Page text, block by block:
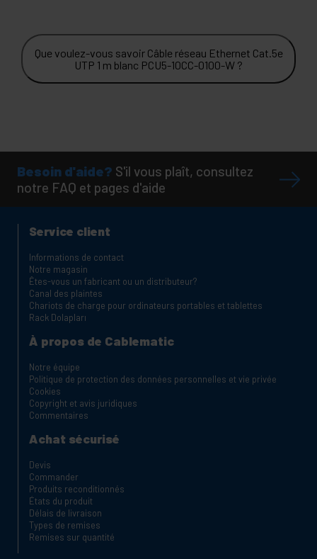
Que voulez-vous savoir Câble réseau Ethernet Cat.5e
UTP 1 m blanc PCU5-10CC-0100-W ?
Besoin d'aide? S'il vous plaît, consultez
notre FAQ et pages d'aide
Service client
Informations de contact
Notre magasin
Êtes-vous un fabricant ou un distributeur?
Canal des plaintes
Chariots de charge pour ordinateurs portables et tablettes
Rack Dolapları
À propos de Cablematic
Notre équipe
Politique de protection des données personnelles et vie privée
Cookies
Copyright et avis juridiques
Commentaires
Achat sécurisé
Devis
Commander
Produits reconditionnés
États du produit
Délais de livraison
Types de remises
Remises sur quantité